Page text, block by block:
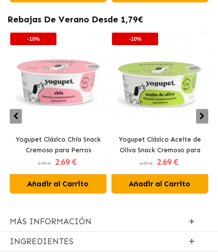
Rebajas De Verano Desde 1,79€
-10%
Yogupet Clásico Chía Snack
Cremoso para Perros
2.99 € 2.69 €
Añadir al Carrito
-10%
Yogupet Clásico Aceite de
Oliva Snack Cremoso para
Perros
2.99 € 2.69 €
Añadir al Carrito
MÁS INFORMACIÓN
INGREDIENTES